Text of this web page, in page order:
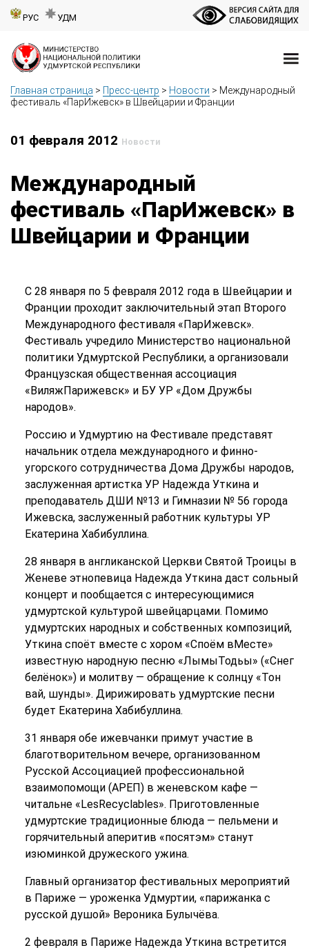
РУС УДМ
Главная страница > Пресс-центр > Новости > Международный
фестиваль «ПарИжевск» в Швейцарии и Франции
01 февраля 2012 Новости
Международный
фестиваль «ПарИжевск» в
Швейцарии и Франции
С 28 января по 5 февраля 2012 года в Швейцарии и
Франции проходит заключительный этап Второго
Международного фестиваля «ПарИжевск».
Фестиваль учредило Министерство национальной
политики Удмуртской Республики, а организовали
Французская общественная ассоциация
«ВиляжПарижевск» и БУ УР «Дом Дружбы
народов».
Россию и Удмуртию на Фестивале представят
начальник отдела международного и финно-
угорского сотрудничества Дома Дружбы народов,
заслуженная артистка УР Надежда Уткина и
преподаватель ДШИ №13 и Гимназии № 56 города
Ижевска, заслуженный работник культуры УР
Екатерина Хабибуллина.
28 января в англиканской Церкви Святой Троицы в
Женеве этнопевица Надежда Уткина даст сольный
концерт и пообщается с интересующимися
удмуртской культурой швейцарцами. Помимо
удмуртских народных и собственных композиций,
Уткина споёт вместе с хором «Споём вМесте»
известную народную песню «ЛымыТодьы» («Снег
белёнок») и молитву — обращение к солнцу «Тон
вай, шунды». Дирижировать удмуртские песни
будет Екатерина Хабибуллина.
31 января обе ижевчанки примут участие в
благотворительном вечере, организованном
Русской Ассоциацией профессиональной
взаимопомощи (АРЕП) в женевском кафе —
читальне «LesRecyclables». Приготовленные
удмуртские традиционные блюда — пельмени и
горячительный аперитив «посятэм» станут
изюминкой дружеского ужина.
Главный организатор фестивальных мероприятий
в Париже — уроженка Удмуртии, «парижанка с
русской душой» Вероника Булычёва.
2 февраля в Париже Надежда Уткина встретится